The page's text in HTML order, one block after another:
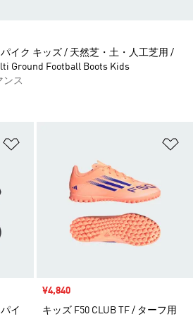
イ
セール価格
¥4,840
キッズ F50 CLUB TF / ターフ用
パイク キッズ / 天然芝・土・人工芝用 /
Ground Football Boots Kids
ンス